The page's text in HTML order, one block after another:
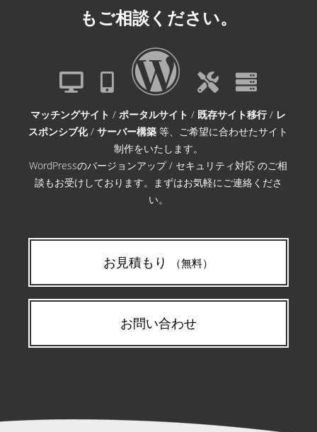
もご相談ください。
マッチングサイト / ポータルサイト / 既存サイト移行/ レ
スポンシブ化/サーバー構築 等、ご希望に合わせたサイト
制作をいたします。
WordPressのバージョンアップ / セキュリティ対応 のご相
談もお受けしております。まずはお気軽にご連絡くださ
い。
お見積もり （無料）
お問い合わせ